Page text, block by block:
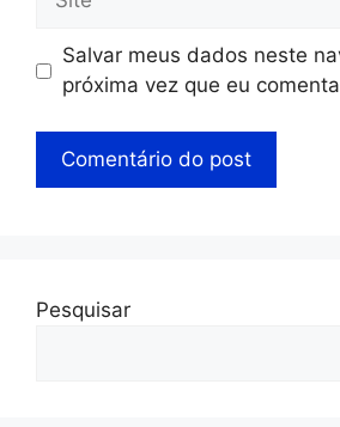
Salvar meus dados neste
próxima vez que eu
Pesquisar